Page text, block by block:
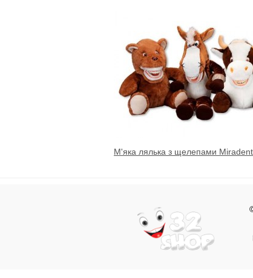
М'яка лялька з щелепами